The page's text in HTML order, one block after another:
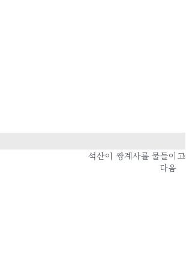
석산이 쌍계사를 물들이고
다음